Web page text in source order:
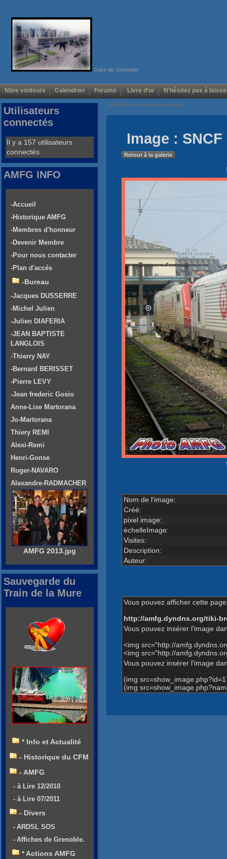
Gare de Grenoble
Nbre visiteurs Calendrier Forums Livre d'or N'hésitez pas à
Voir/Cacher menus de gauche
Image :
Retour à la galerie
Nom de l'image:
Créé:
pixel image:
échelleImage:
Visites:
Description:
Auteur:
Vous pouvez afficher cette
http://amfg.dyndns.org/tiki-
Vous pouvez insérer l'image
<img src="http://
<img src="http://
Vous pouvez insérer l'image
{img
{img
Utilisateurs
connectés
Il y a 157 utilisateurs
connectés
AMFG INFO
-Accueil
-Historique AMFG
-Membres d'honneur
-Devenir Membre
-Pour nous contacter
-Plan d'accés
-Bureau
-Jacques DUSSERRE
-Michel Julien
-Julien DIAFERIA
-JEAN BAPTISTE
LANGLOIS
-Thierry NAY
-Bernard BERISSET
-Pierre LEVY
-Jean frederic Gosio
Anne-Lise Martorana
Jo-Martorana
Thiery REMI
Alexi-Remi
Henri-Gonse
Roger-NAVARO
Alexandre-RADMACHER
AMFG 2013.jpg
Sauvegarde du
Train de la Mure
* Info et Actualité
- Historique du CFM
- AMFG
- à Lire 12/2010
- à Lire 07/2011
- Divers
- ARDSL SOS
- Affiches de Grenoble.
* Actions AMFG